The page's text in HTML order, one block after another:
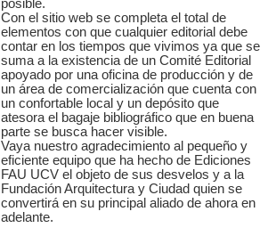
posible.
Con el sitio web se completa el total de
elementos con que cualquier editorial debe
contar en los tiempos que vivimos ya que se
suma a la existencia de un Comité Editorial
apoyado por una oficina de producción y de
un área de comercialización que cuenta con
un confortable local y un depósito que
atesora el bagaje bibliográfico que en buena
parte se busca hacer visible.
Vaya nuestro agradecimiento al pequeño y
eficiente equipo que ha hecho de Ediciones
FAU UCV el objeto de sus desvelos y a la
Fundación Arquitectura y Ciudad quien se
convertirá en su principal aliado de ahora en
adelante.